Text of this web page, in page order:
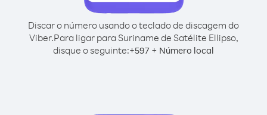
Discar o número usando o teclado de discagem do
Viber.Para ligar para Suriname de Satélite Ellipso,
disque o seguinte:+597 + Número local